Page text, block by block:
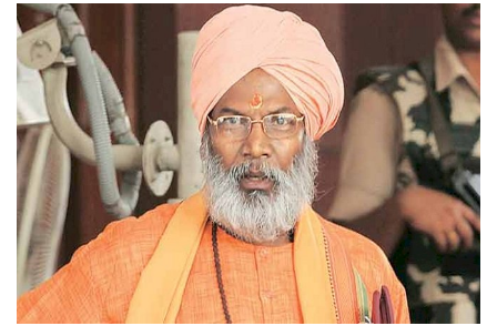
Editorial Pick
Viral Videos
Sports
Viral Stories
Health & Wellness